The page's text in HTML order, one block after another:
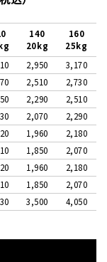
140
20kg
160
25kg
2,950
3,170
2,510
2,730
2,290
2,510
2,070
2,290
1,960
2,180
1,850
2,070
1,960
2,180
1,850
2,070
3,500 4,050